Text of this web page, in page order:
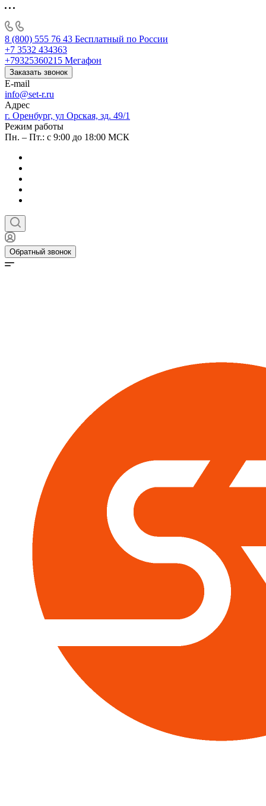
8 (800) 555 76 43 Бесплатный по России
+7 3532 434363
+79325360215 Мегафон
Заказать звонок
E-mail
info@set-r.ru
Адрес
г. Оренбург, ул Орская, зд. 49/1
Режим работы
Пн. – Пт.: с 9:00 до 18:00 МСК
Обратный звонок